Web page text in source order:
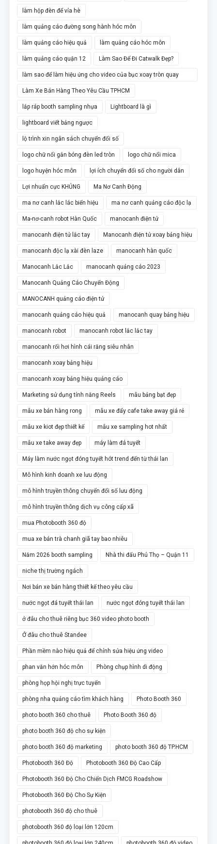
làm hộp đèn để vỉa hè
làm quảng cáo đường song hành hóc môn
làm quảng cáo hiệu quả làm quảng cáo hóc môn
làm quảng cáo quận 12 Làm Sao Để Đi Catwalk Đẹp?
làm sao để làm hiệu ứng cho video của bục xoay tròn quay
video 360
Làm Xe Bán Hàng Theo Yêu Cầu TPHCM
lắp ráp booth sampling nhựa Lightboard là gì
lightboard viết bảng ngược
lộ trình xin ngân sách chuyển đổi số
logo chữ nổi gắn bóng đèn led tròn logo chữ nổi mica
logo huyện hóc môn lợi ích chuyển đổi số cho người dân
Lợi nhuẩn cực KHỦNG Ma Nơ Canh Động
ma nơ canh lắc lác biển hiệu ma nơ canh quảng cáo độc lạ
Ma-nơ-canh robot Hàn Quốc manocanh điện tử
manocanh điện tử lắc tay Manocanh điện tử xoay bảng hiệu
manocanh độc lạ xài đèn laze manocanh hàn quốc
Manocanh Lắc Lắc manocanh quảng cáo 2023
Manocanh Quảng Cáo Chuyển Động
MANOCANH quảng cáo điện tử
manocanh quảng cáo hiệu quả manocanh quay bảng hiệu
manocanh robot manocanh robot lắc lắc tay
manocanh rối hơi hình cái răng siêu nhân
manocanh xoay bảng hiệu
manocanh xoay bảng hiệu quảng cáo
Marketing sử dụng tính năng Reels mẫu bảng bạt đẹp
mẫu xe bán hàng rong mẫu xe đẩy cafe take away giá rẻ
mẫu xe kiot đẹp thiết kế mẫu xe sampling hot nhất
mẫu xe take away đẹp máy làm đá tuyết
Máy làm nước ngọt đóng tuyết hót trend đến từ thái lan
Mô hình kinh doanh xe lưu động
mô hình truyền thông chuyển đổi số lưu động
mô hình truyền thông dịch vụ công cấp xã
mua Photobooth 360 độ
mua xe bán trà chanh giã tay bao nhiêu
Năm 2026 booth sampling Nhà thi đấu Phú Thọ – Quận 11
niche thị trường ngách
Nơi bán xe bán hàng thiết kế theo yêu cầu
nước ngọt đá tuyết thái lan nước ngọt đóng tuyết thái lan
ở đâu cho thuê riêng bục 360 video photo booth
Ở đâu cho thuê Standee
Phần mềm nào hiệu quả để chỉnh sửa hiệu ứng video
phan văn hớn hóc môn Phòng chụp hình di động
phòng họp hội nghị trực tuyến
phòng nha quảng cáo tìm khách hàng Photo Booth 360
photo booth 360 cho thuê Photo Booth 360 độ
photo booth 360 độ cho sự kiện
photo booth 360 độ marketing photo booth 360 độ TP.HCM
Photobooth 360 Độ Photobooth 360 Độ Cao Cấp
Photobooth 360 Độ Cho Chiến Dịch FMCG Roadshow
Photobooth 360 Độ Cho Sự Kiện
photobooth 360 độ cho thuê
photobooth 360 độ loại lớn 120cm